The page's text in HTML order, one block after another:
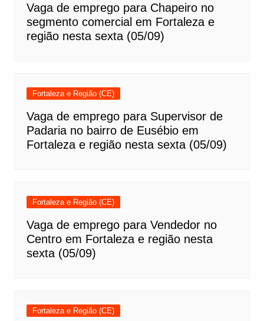
Vaga de emprego para Chapeiro no
segmento comercial em Fortaleza e
região nesta sexta (05/09)
Fortaleza e Região (CE)
Vaga de emprego para Supervisor de
Padaria no bairro de Eusébio em
Fortaleza e região nesta sexta (05/09)
Fortaleza e Região (CE)
Vaga de emprego para Vendedor no
Centro em Fortaleza e região nesta
sexta (05/09)
Fortaleza e Região (CE)